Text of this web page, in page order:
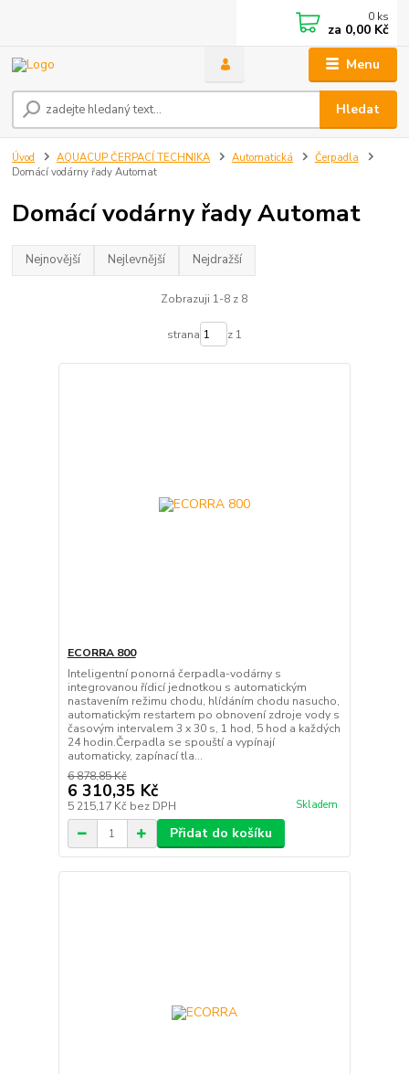
Menu
Hledat
0 ks
za 0,00 Kč
Úvod AQUACUP ČERPACÍ TECHNIKA Automatická
Čerpadla
Domácí vodárny řady Automat
Domácí vodárny řady Automat
Nejnovější Nejlevnější Nejdražší
Zobrazuji 1-8 z 8
strana z 1
ECORRA 800
Inteligentní ponorná čerpadla-vodárny s
integrovanou řídicí jednotkou s automatickým
nastavením režimu chodu, hlídáním chodu nasucho,
automatickým restartem po obnovení zdroje vody s
časovým intervalem 3 x 30 s, 1 hod, 5 hod a každých
24 hodin.Čerpadla se spouští a vypínají
automaticky, zapínací tla...
6 878,85 Kč
6 310,35 Kč
5 215,17 Kč bez DPH Skladem
Přidat do košíku